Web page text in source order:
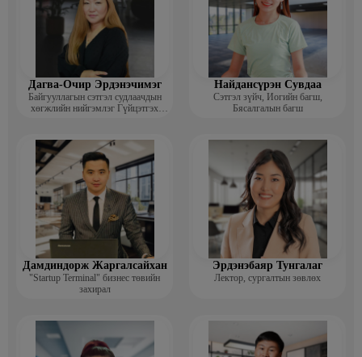
Дагва-Очир Эрдэнэчимэг
Байгууллагын сэтгэл судлаачдын
хөгжлийн нийгэмлэг Гүйцэтгэх
Найдансүрэн Сувдаа
Сэтгэл зүйч, Иогийн багш,
Бясалгалын багш
Дамдиндорж Жаргалсайхан
"Startup Terminal" бизнес төвийн
захирал
Эрдэнэбаяр Тунгалаг
Лектор, сургалтын зөвлөх